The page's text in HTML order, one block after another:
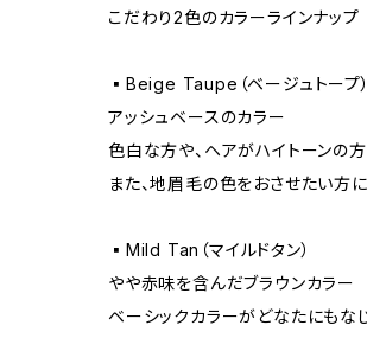
こだわり2色のカラーラインナップ
▪Beige Taupe（ベージュトープ）
アッシュベースのカラー
色白な方や、ヘアがハイトーンの方
また、地眉毛の色をおさせたい方
▪Mild Tan（マイルドタン）
やや赤味を含んだブラウンカラー
ベーシックカラーがどなたにもな